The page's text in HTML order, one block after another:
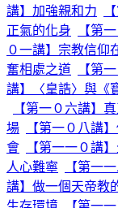
講】加強親和力
正氣的化身
【第
０一講】宗教信仰
奮相處之道
【第
講】〈皇誥〉與《
【第一０六講】
場
【第一０八講
會
【第一一０講
人心難寧
【第一
講】做一個天帝教